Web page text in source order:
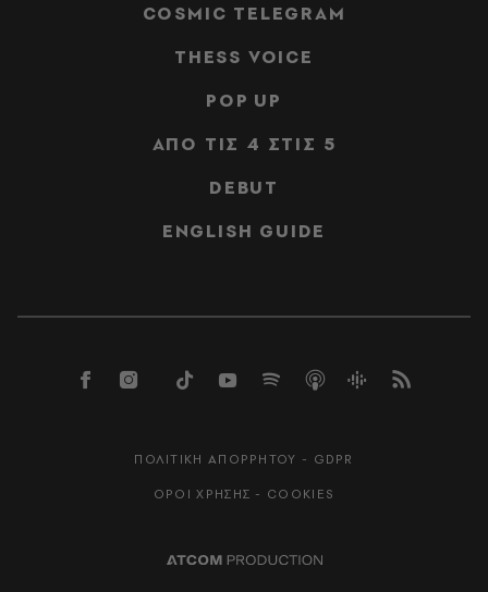
COSMIC TELEGRAM
THESS VOICE
POP UP
ΑΠΟ ΤΙΣ 4 ΣΤΙΣ 5
DEBUT
ENGLISH GUIDE
ΠΟΛΙΤΙΚΗ ΑΠΟΡΡΗΤΟΥ - GDPR
ΟΡΟΙ ΧΡΗΣΗΣ - COOKIES